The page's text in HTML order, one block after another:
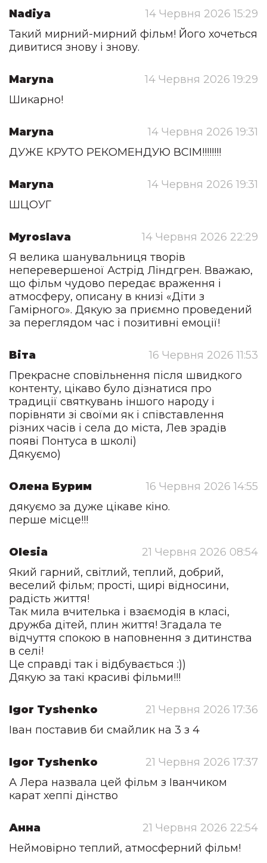
Nadiya
14 Червня 2026 15:29
Такий мирний-мирний фільм! Його хочеться
дивитися знову і знову.
Maryna
14 Червня 2026 19:29
Шикарно!
Maryna
14 Червня 2026 19:31
ДУЖЕ КРУТО РЕКОМЕНДУЮ ВСІМ!!!!!!!!
Maryna
14 Червня 2026 19:31
ШЦОУГ
Myroslava
14 Червня 2026 22:29
Я велика шанувальниця творів
неперевершеної Астрід Ліндгрен. Вважаю,
що фільм чудово передає враження і
атмосферу, описану в книзі «Діти з
Гамірного». Дякую за приємно проведений
за переглядом час і позитивні емоції!
Віта
16 Червня 2026 11:53
Прекрасне сповільнення після швидкого
контенту, цікаво було дізнатися про
традиції святкувань іншого народу і
порівняти зі своїми як і співставлення
різних часів і села до міста, Лев зрадів
появі Понтуса в школі)
Дякуємо)
Олена Бурим
16 Червня 2026 14:55
дякуємо за дуже цікаве кіно.
перше місце!!!
Olesia
21 Червня 2026 08:54
Який гарний, світлий, теплий, добрий,
веселий фільм; прості, щирі відносини,
радість життя!
Так мила вчителька і взаємодія в класі,
дружба дітей, плин життя! Згадала те
відчуття спокою в наповнення з дитинства
в селі!
Це справді так і відбувається :))
Дякую за такі красиві фільми!!!
Igor Tyshenko
21 Червня 2026 17:36
Іван поставив би смайлик на 3 з 4
Igor Tyshenko
21 Червня 2026 17:37
А Лера назвала цей фільм з Іванчиком
карат хеппі дінство
Анна
21 Червня 2026 22:54
Неймовірно теплий, атмосферний фільм!